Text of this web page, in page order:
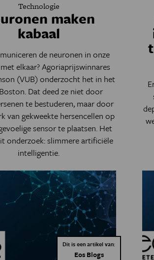
Technologie
maken
kabaal
de neuronen in onze
elkaar? Agoriaprijswinnares
(VUB) onderzocht het in het
Dat deed ze niet door
te bestuderen, maar door
van gekweekte hersencellen op
sensor te plaatsen. Het
onderzoek: slimmere artificiële
intelligentie.
Dit is een artikel van:
Eos Blogs